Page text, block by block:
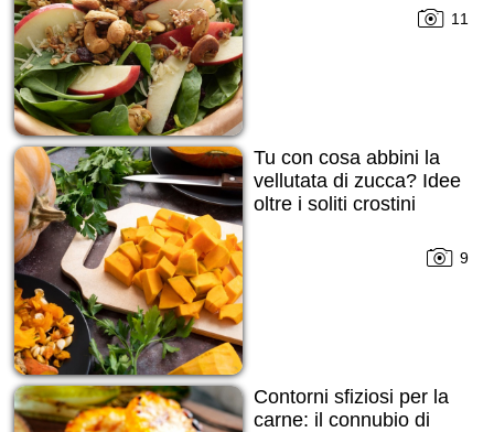
11
Tu con cosa abbini la
vellutata di zucca? Idee
oltre i soliti crostini
9
Contorni sfiziosi per la
carne: il connubio di